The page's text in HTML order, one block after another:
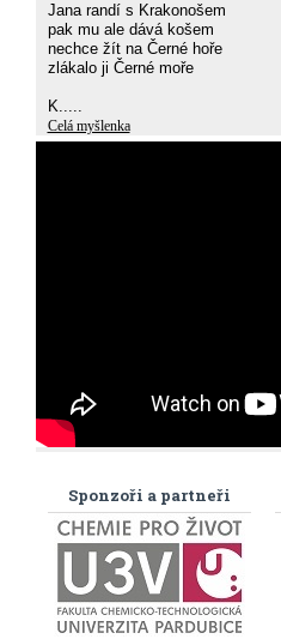
Jana randí s Krakonošem
pak mu ale dává košem
nechce žít na Černé hoře
zlákalo ji Černé moře
K.....
Celá myšlenka
Sponzoři a partneři